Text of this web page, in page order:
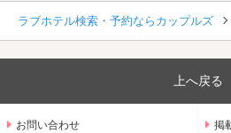
ラブホテル検索・予約ならカップルズ
上へ戻る
お問い合わせ 掲